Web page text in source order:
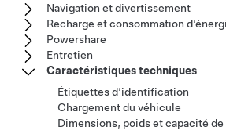
Navigation et divertissement
Recharge et consommation
Powershare
Entretien
Caractéristiques techniques
Étiquettes d’identification
Chargement du véhicule
Dimensions, poids et capacité